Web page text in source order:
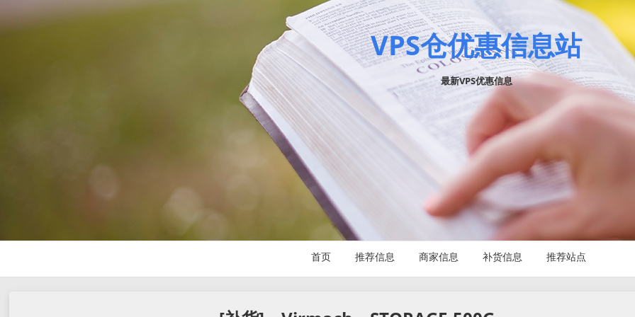
VPS仓优惠信息站
最新VPS优惠信息
首页 推荐信息 商家信息 补货信息 推荐站点